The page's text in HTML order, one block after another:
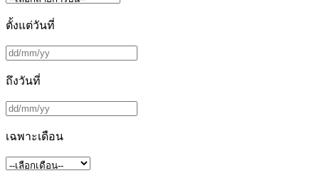
ตั้งแต่วันที่
ถึงวันที่
เฉพาะเดือน